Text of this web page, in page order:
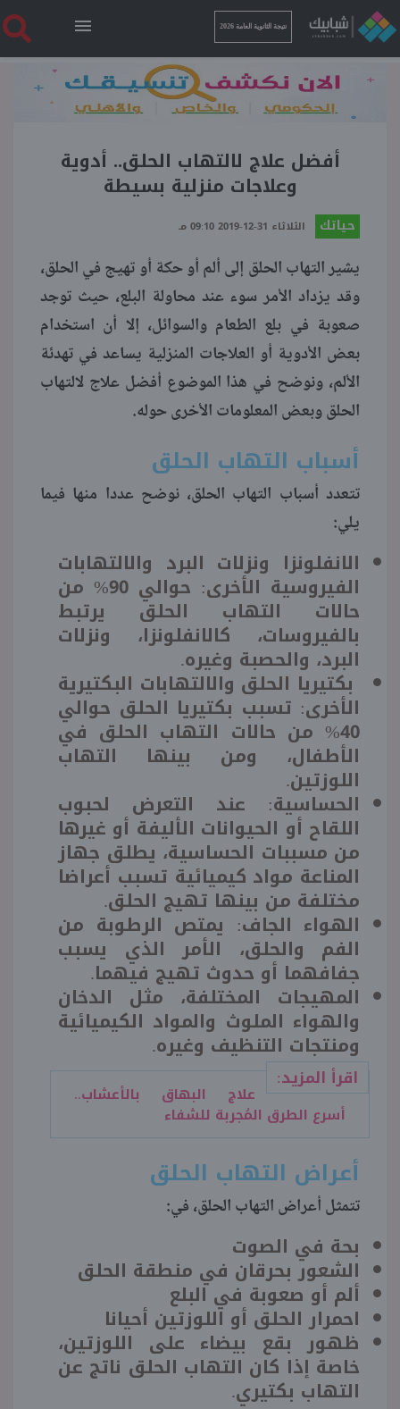
نتيجة الثانوية العامة 2026
الرئيسية
نتيجة الثانوية العامة 2026
فنجان قهوة
بوابة الطلبة
ملفات
أفضل علاج لالتهاب الحلق.. أدوية
وعلاجات منزلية بسيطة
حياتك الثلاثاء 31-12-2019 09:10 مـ
يشير التهاب الحلق إلى ألم أو حكة أو تهيج في الحلق،
وقد يزداد الأمر سوء عند محاولة البلع، حيث توجد
صعوبة في بلع الطعام والسوائل، إلا أن استخدام
بعض الأدوية أو العلاجات المنزلية يساعد في تهدئة
الألم، ونوضح في هذا الموضوع أفضل علاج لالتهاب
الحلق وبعض المعلومات الأخرى حوله.
أسباب التهاب الحلق
تتعدد أسباب التهاب الحلق، نوضح عددا منها فيما
يلي:
الانفلونزا ونزلات البرد والالتهابات
الفيروسية الأخرى: حوالي 90% من
حالات التهاب الحلق يرتبط
بالفيروسات، كالانفلونزا، ونزلات
البرد، والحصبة وغيره.
بكتيريا الحلق والالتهابات البكتيرية
الأخرى: تسبب بكتيريا الحلق حوالي
40% من حالات التهاب الحلق في
الأطفال، ومن بينها التهاب
اللوزتين.
الحساسية: عند التعرض لحبوب
اللقاح أو الحيوانات الأليفة أو غيرها
من مسببات الحساسية، يطلق جهاز
المناعة مواد كيميائية تسبب أعراضا
مختلفة من بينها تهيج الحلق.
الهواء الجاف: يمتص الرطوبة من
الفم والحلق، الأمر الذي يسبب
جفافهما أو حدوث تهيج فيهما.
المهيجات المختلفة، مثل الدخان
والهواء الملوث والمواد الكيميائية
ومنتجات التنظيف وغيره.
اقرأ المزيد:
علاج البهاق بالأعشاب..
أسرع الطرق المُجربة للشفاء
أعراض التهاب الحلق
تتمثل أعراض التهاب الحلق، في:
بحة في الصوت
الشعور بحرقان في منطقة الحلق
ألم أو صعوبة في البلع
احمرار الحلق أو اللوزتين أحيانا
ظهور بقع بيضاء على اللوزتين،
خاصة إذا كان التهاب الحلق ناتج عن
التهاب بكتيري.